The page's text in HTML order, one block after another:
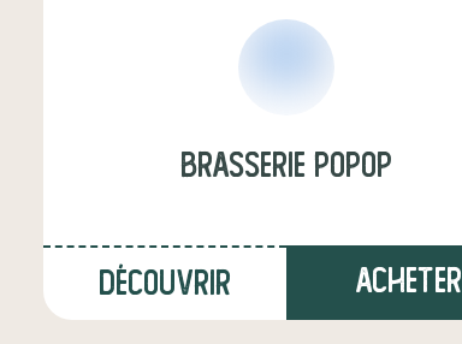
Brasserie Popop
Découvrir Acheter